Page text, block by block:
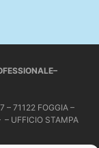
– 71122 FOGGIA –
UFFICIO STAMPA